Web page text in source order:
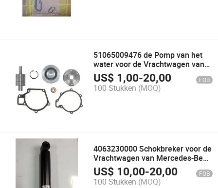
51065009476 de Pomp van het
water voor de Vrachtwagen van
de Mens
US$ 1,00-20,00 FOB
100 Stukken (MOQ)
4063230000 Schokbreker voor de
Vrachtwagen van Mercedes-Benz
(AutoVervangstukken)
US$ 10,00-20,00 FOB
100 Stukken (MOQ)